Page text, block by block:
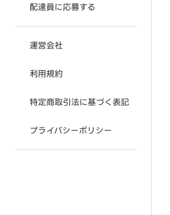
配達員に応募する
運営会社
利用規約
特定商取引法に基づく表記
プライバシーポリシー